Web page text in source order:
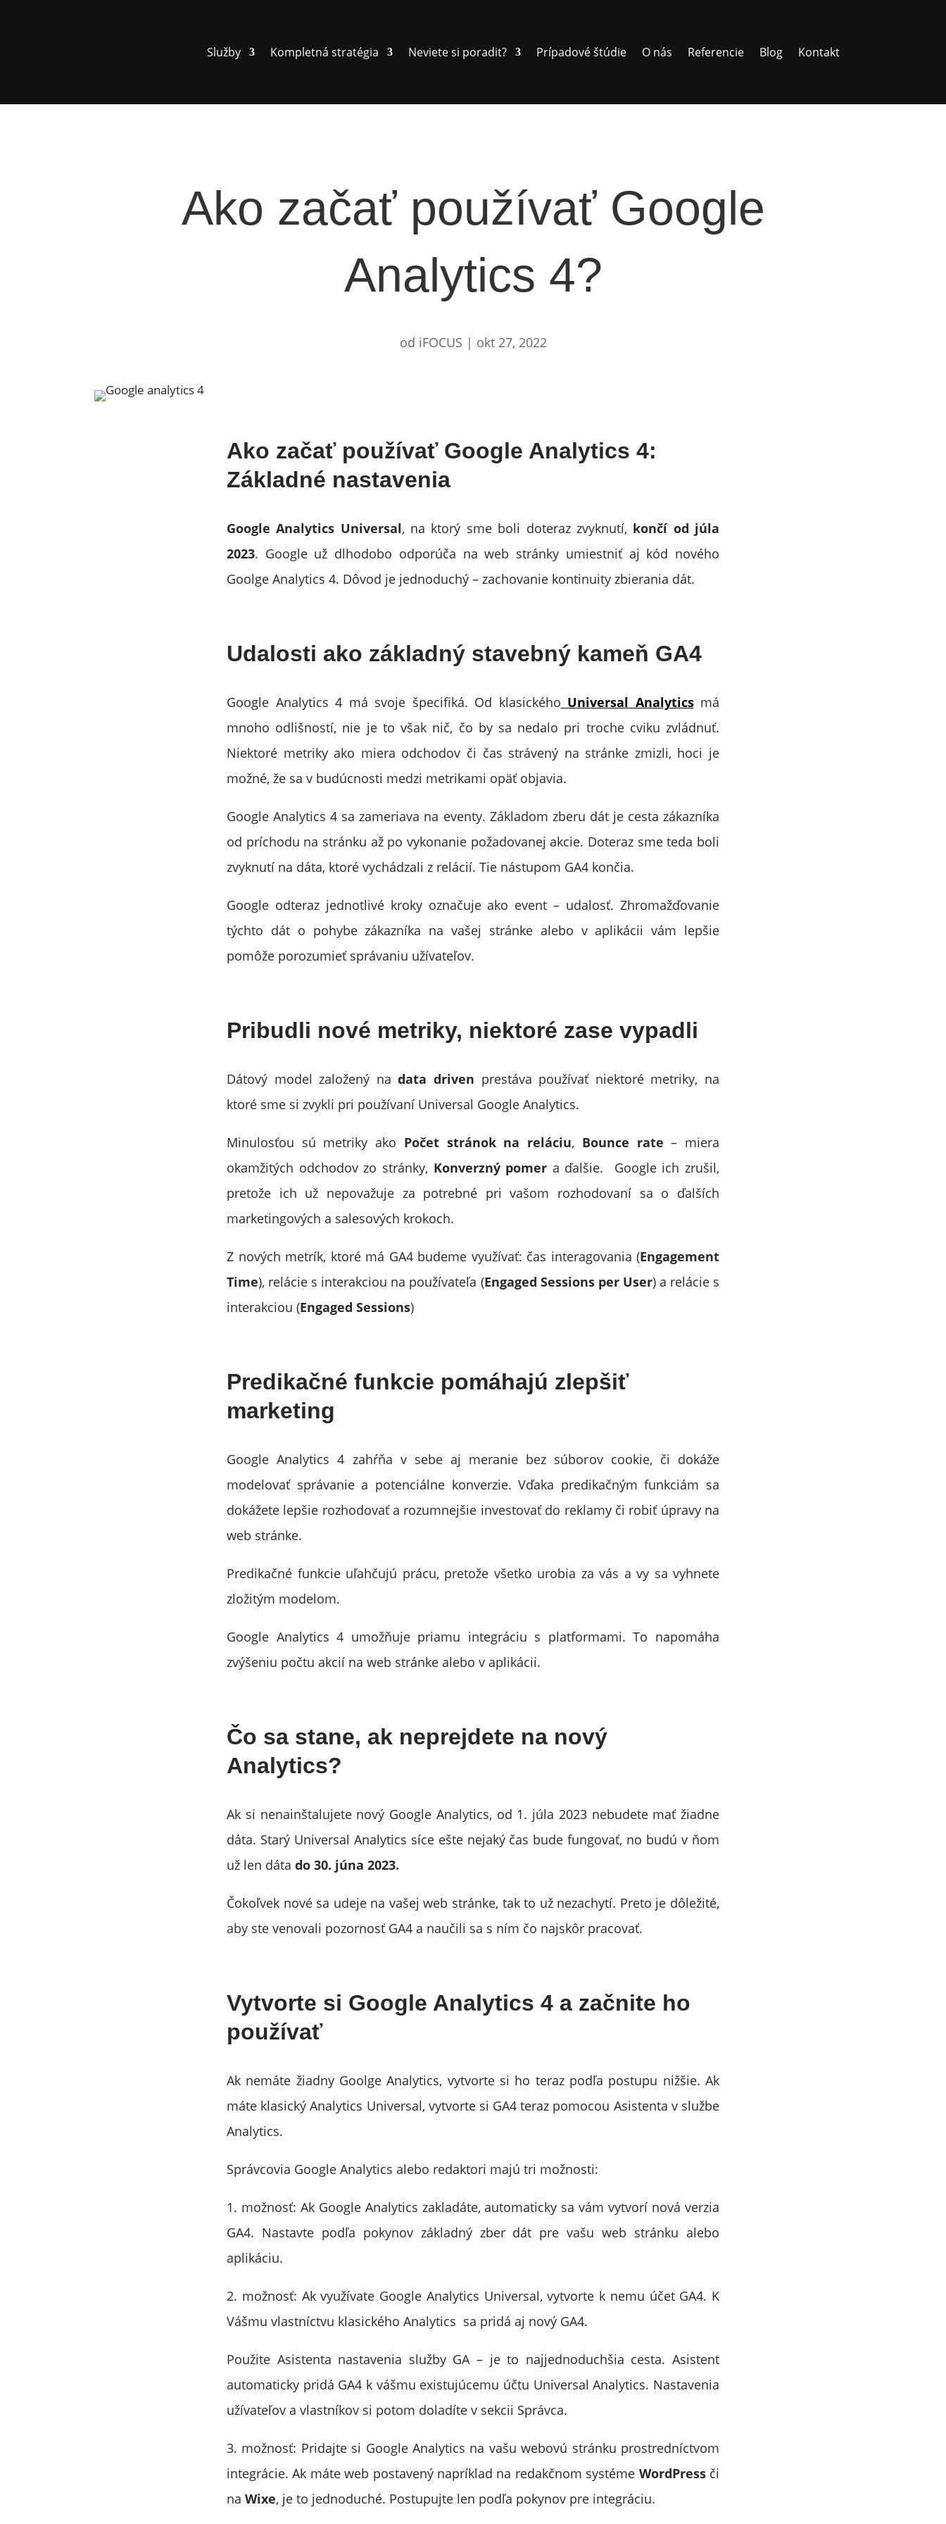
Služby Kompletná stratégia Neviete si poradit? Prípadové štúdie O nás Referencie Blog Kontakt
Ako začať používať Google
Analytics 4?
od iFOCUS | okt 27, 2022
Ako začať používať Google Analytics 4:
Základné nastavenia
Google Analytics Universal, na ktorý sme boli doteraz zvyknutí, končí od júla
2023. Google už dlhodobo odporúča na web stránky umiestniť aj kód nového
Goolge Analytics 4. Dôvod je jednoduchý – zachovanie kontinuity zbierania dát.
Udalosti ako základný stavebný kameň GA4
Google Analytics 4 má svoje špecifiká. Od klasického Universal Analyticsmá
mnoho odlišností, nie je to však nič, čo by sa nedalo pri troche cviku zvládnuť.
Niektoré metriky ako miera odchodov či čas strávený na stránke zmizli, hoci je
možné, že sa v budúcnosti medzi metrikami opäť objavia.
Google Analytics 4 sa zameriava na eventy. Základom zberu dát je cesta zákazníka
od príchodu na stránku až po vykonanie požadovanej akcie. Doteraz sme teda boli
zvyknutí na dáta, ktoré vychádzali z relácií. Tie nástupom GA4 končia.
Google odteraz jednotlivé kroky označuje ako event – udalosť. Zhromažďovanie
týchto dát o pohybe zákazníka na vašej stránke alebo v aplikácii vám lepšie
pomôže porozumieť správaniu užívateľov.
Pribudli nové metriky, niektoré zase vypadli
Dátový model založený na data driven prestáva používať niektoré metriky, na
ktoré sme si zvykli pri používaní Universal Google Analytics.
Minulosťou sú metriky ako Počet stránok na reláciu, Bounce rate – miera
okamžitých odchodov zo stránky, Konverzný pomer a ďalšie. Google ich zrušil,
pretože ich už nepovažuje za potrebné pri vašom rozhodovaní sa o ďalších
marketingových a salesových krokoch.
Z nových metrík, ktoré má GA4 budeme využívať: čas interagovania (Engagement
Time), relácie s interakciou na používateľa (Engaged Sessions per User) a relácie s
interakciou (Engaged Sessions)
Predikačné funkcie pomáhajú zlepšiť
marketing
Google Analytics 4 zahŕňa v sebe aj meranie bez súborov cookie, či dokáže
modelovať správanie a potenciálne konverzie. Vďaka predikačným funkciám sa
dokážete lepšie rozhodovať a rozumnejšie investovať do reklamy či robiť úpravy na
web stránke.
Predikačné funkcie uľahčujú prácu, pretože všetko urobia za vás a vy sa vyhnete
zložitým modelom.
Google Analytics 4 umožňuje priamu integráciu s platformami. To napomáha
zvýšeniu počtu akcií na web stránke alebo v aplikácii.
Čo sa stane, ak neprejdete na nový
Analytics?
Ak si nenainštalujete nový Google Analytics, od 1. júla 2023 nebudete mať žiadne
dáta. Starý Universal Analytics síce ešte nejaký čas bude fungovať, no budú v ňom
už len dáta do 30. júna 2023.
Čokoľvek nové sa udeje na vašej web stránke, tak to už nezachytí. Preto je dôležité,
aby ste venovali pozornosť GA4 a naučili sa s ním čo najskôr pracovať.
Vytvorte si Google Analytics 4 a začnite ho
používať
Ak nemáte žiadny Goolge Analytics, vytvorte si ho teraz podľa postupu nižšie. Ak
máte klasický Analytics Universal, vytvorte si GA4 teraz pomocou Asistenta v službe
Analytics.
Správcovia Google Analytics alebo redaktori majú tri možnosti:
1. možnosť: Ak Google Analytics zakladáte, automaticky sa vám vytvorí nová verzia
GA4. Nastavte podľa pokynov základný zber dát pre vašu web stránku alebo
aplikáciu.
2. možnosť: Ak využívate Google Analytics Universal, vytvorte k nemu účet GA4. K
Vášmu vlastníctvu klasického Analytics sa pridá aj nový GA4.
Použite Asistenta nastavenia služby GA – je to najjednoduchšia cesta. Asistent
automaticky pridá GA4 k vášmu existujúcemu účtu Universal Analytics. Nastavenia
užívateľov a vlastníkov si potom doladíte v sekcii Správca.
3. možnosť: Pridajte si Google Analytics na vašu webovú stránku prostredníctvom
integrácie. Ak máte web postavený napríklad na redakčnom systéme WordPressči
na Wixe, je to jednoduché. Postupujte len podľa pokynov pre integráciu.